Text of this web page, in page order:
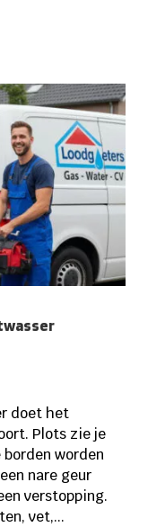
doet het
Plots zie je
worden
nare geur
verstopping.
vet,...